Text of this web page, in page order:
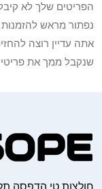
נפתור מראש
אתה עדיין רוצה
שנקבל ממך את